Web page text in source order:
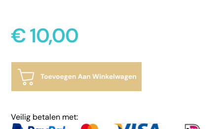
€10,00
Veilig betalen met: